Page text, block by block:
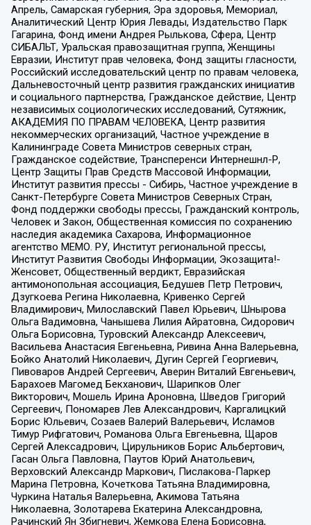
Апрель, Самарская губерния, Эра здоровья, Мемориал,
Аналитический Центр Юрия Левады, Издательство Парк
Гагарина, Фонд имени Андрея Рылькова, Сфера, Центр
СИБАЛЬТ, Уральская правозащитная группа, Женщины
Евразии, Институт прав человека, Фонд защиты гласности,
Российский исследовательский центр по правам человека,
Дальневосточный центр развития гражданских инициатив
и социального партнерства, Гражданское действие, Центр
независимых социологических исследований, Сутяжник,
АКАДЕМИЯ ПО ПРАВАМ ЧЕЛОВЕКА, Центр развития
некоммерческих организаций, Частное учреждение в
Калининграде Совета Министров северных стран,
Гражданское содействие, Трансперенси Интернешнл-Р,
Центр Защиты Прав Средств Массовой Информации,
Институт развития прессы - Сибирь, Частное учреждение в
Санкт-Петербурге Совета Министров Северных Стран,
Фонд поддержки свободы прессы, Гражданский контроль,
Человек и Закон, Общественная комиссия по сохранению
наследия академика Сахарова, Информационное
агентство МЕМО. РУ, Институт региональной прессы,
Институт Развития Свободы Информации, Экозащита!-
Женсовет, Общественный вердикт, Евразийская
антимонопольная ассоциация, Бедушев Петр Петрович,
Дзугкоева Регина Николаевна, Кривенко Сергей
Владимирович, Милославский Павел Юрьевич, Шнырова
Ольга Вадимовна, Чанышева Лилия Айратовна, Сидорович
Ольга Борисовна, Туровский Александр Алексеевич,
Васильева Анастасия Евгеньевна, Ривина Анна Валерьевна,
Бойко Анатолий Николаевич, Дугин Сергей Георгиевич,
Пивоваров Андрей Сергеевич, Аверин Виталий Евгеньевич,
Барахоев Магомед Бекханович, Шарипков Олег
Викторович, Мошель Ирина Ароновна, Шведов Григорий
Сергеевич, Пономарев Лев Александрович, Каргалицкий
Борис Юльевич, Созаев Валерий Валерьевич, Исламов
Тимур Рифгатович, Романова Ольга Евгеньевна, Щаров
Сергей Алексадрович, Цирульников Борис Альбертович,
Гасан Ольга Павловна, Паутов Юрий Анатольевич,
Верховский Александр Маркович, Пислакова-Паркер
Марина Петровна, Кочеткова Татьяна Владимировна,
Чуркина Наталья Валерьевна, Акимова Татьяна
Николаевна, Золотарева Екатерина Александровна,
Рачинский Ян Збигневич, Жемкова Елена Борисовна,